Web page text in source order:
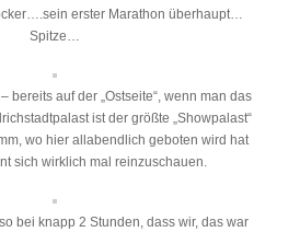
erster Marathon überhaupt…
Spitze…
bereits auf der „Ostseite“, wenn man das
ist der größte „Showpalast“
wo hier allabendlich geboten wird hat
sich wirklich mal reinzuschauen.
bei knapp 2 Stunden, dass wir, das war